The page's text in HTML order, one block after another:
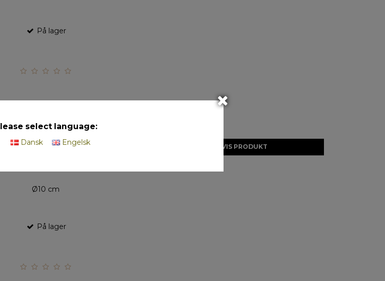
På lager
- Hearts (pakke m. 20 stk.)
Ø10 cm
På lager
VIS PRODUKT
select language:
Dansk Engelsk